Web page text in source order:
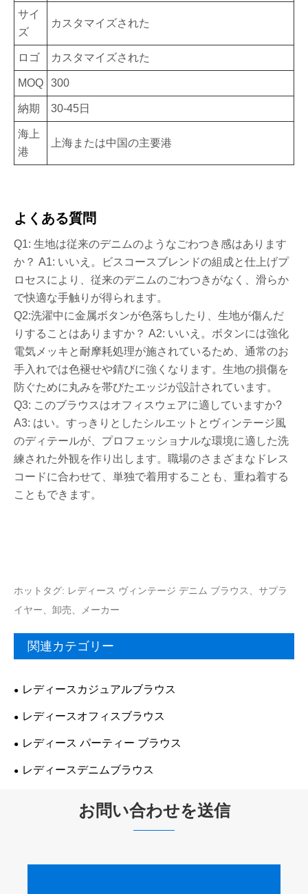
サイ
ズ
カスタマイズされた
ロゴ カスタマイズされた
MOQ 300
納期 30-45日
海上
港
上海または中国の主要港
よくある質問
Q1: 生地は従来のデニムのようなごわつき感はあります
か？ A1: いいえ。ビスコースブレンドの組成と仕上げプ
ロセスにより、従来のデニムのごわつきがなく、滑らか
で快適な手触りが得られます。
Q2:洗濯中に金属ボタンが色落ちしたり、生地が傷んだ
りすることはありますか？ A2: いいえ。ボタンには強化
電気メッキと耐摩耗処理が施されているため、通常のお
手入れでは色褪せや錆びに強くなります。生地の損傷を
防ぐために丸みを帯びたエッジが設計されています。
Q3: このブラウスはオフィスウェアに適していますか?
A3: はい。すっきりとしたシルエットとヴィンテージ風
のディテールが、プロフェッショナルな環境に適した洗
練された外観を作り出します。職場のさまざまなドレス
コードに合わせて、単独で着用することも、重ね着する
こともできます。
ホットタグ: レディース ヴィンテージ デニム ブラウス、サプラ
イヤー、卸売、メーカー
関連カテゴリー
レディースカジュアルブラウス
レディースオフィスブラウス
レディース パーティー ブラウス
レディースデニムブラウス
お問い合わせを送信